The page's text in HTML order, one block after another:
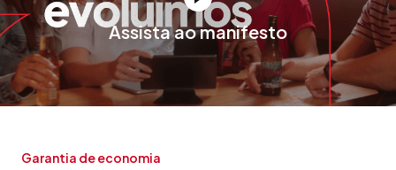
Assista ao manifesto
Garantia de economia